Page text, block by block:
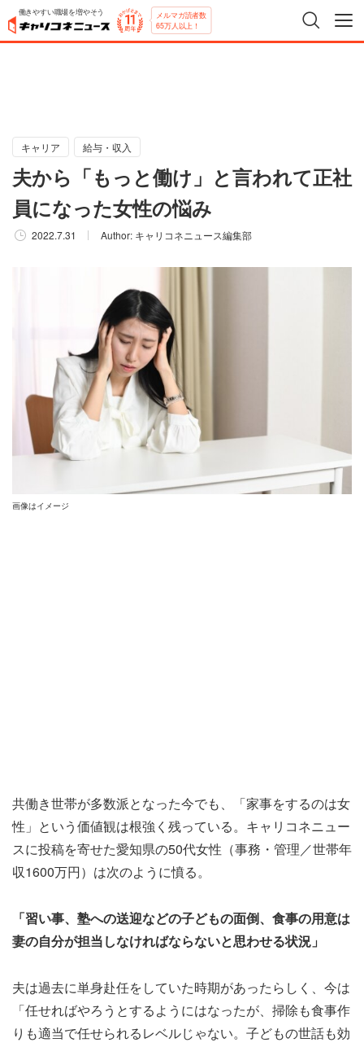
働きやすい職場を増やそう メルマガ読者数
65万人以上！
キャリア 給与・収入
夫から「もっと働け」と言われて正社
員になった女性の悩み
2022.7.31 Author: キャリコネニュース編集部
画像はイメージ
共働き世帯が多数派となった今でも、「家事をするのは女
性」という価値観は根強く残っている。キャリコネニュー
スに投稿を寄せた愛知県の50代女性（事務・管理／世帯年
収1600万円）は次のように憤る。
「習い事、塾への送迎などの子どもの面倒、食事の用意は
妻の自分が担当しなければならないと思わせる状況」
夫は過去に単身赴任をしていた時期があったらしく、今は
「任せればやろうとするようにはなったが、掃除も食事作
りも適当で任せられるレベルじゃない。子どもの世話も効